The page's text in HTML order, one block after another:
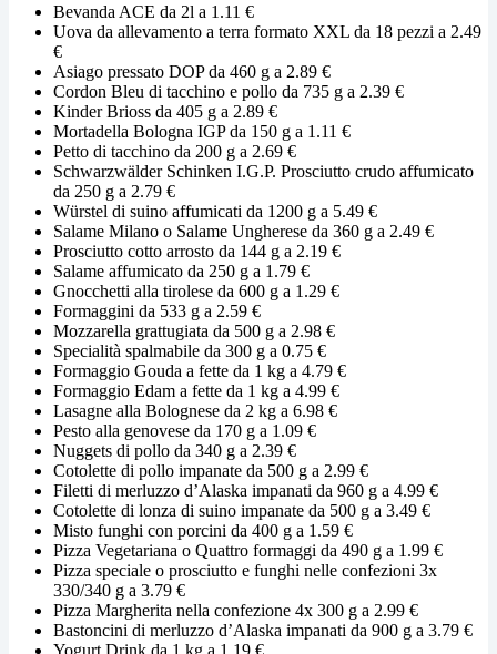
Bevanda ACE da 2l a 1.11 €
Uova da allevamento a terra formato XXL da 18 pezzi a 2.49
€
Asiago pressato DOP da 460 g a 2.89 €
Cordon Bleu di tacchino e pollo da 735 g a 2.39 €
Kinder Brioss da 405 g a 2.89 €
Mortadella Bologna IGP da 150 g a 1.11 €
Petto di tacchino da 200 g a 2.69 €
Schwarzwälder Schinken I.G.P. Prosciutto crudo affumicato
da 250 g a 2.79 €
Würstel di suino affumicati da 1200 g a 5.49 €
Salame Milano o Salame Ungherese da 360 g a 2.49 €
Prosciutto cotto arrosto da 144 g a 2.19 €
Salame affumicato da 250 g a 1.79 €
Gnocchetti alla tirolese da 600 g a 1.29 €
Formaggini da 533 g a 2.59 €
Mozzarella grattugiata da 500 g a 2.98 €
Specialità spalmabile da 300 g a 0.75 €
Formaggio Gouda a fette da 1 kg a 4.79 €
Formaggio Edam a fette da 1 kg a 4.99 €
Lasagne alla Bolognese da 2 kg a 6.98 €
Pesto alla genovese da 170 g a 1.09 €
Nuggets di pollo da 340 g a 2.39 €
Cotolette di pollo impanate da 500 g a 2.99 €
Filetti di merluzzo d’Alaska impanati da 960 g a 4.99 €
Cotolette di lonza di suino impanate da 500 g a 3.49 €
Misto funghi con porcini da 400 g a 1.59 €
Pizza Vegetariana o Quattro formaggi da 490 g a 1.99 €
Pizza speciale o prosciutto e funghi nelle confezioni 3x
330/340 g a 3.79 €
Pizza Margherita nella confezione 4x 300 g a 2.99 €
Bastoncini di merluzzo d’Alaska impanati da 900 g a 3.79 €
Yogurt Drink da 1 kg a 1.19 €